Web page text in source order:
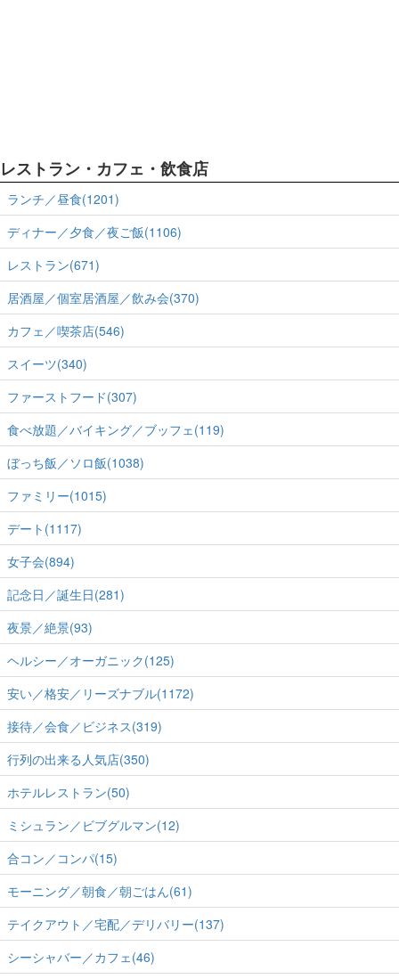
レストラン・カフェ・飲食店
ランチ／昼食(1201)
ディナー／夕食／夜ご飯(1106)
レストラン(671)
居酒屋／個室居酒屋／飲み会(370)
カフェ／喫茶店(546)
スイーツ(340)
ファーストフード(307)
食べ放題／バイキング／ブッフェ(119)
ぼっち飯／ソロ飯(1038)
ファミリー(1015)
デート(1117)
女子会(894)
記念日／誕生日(281)
夜景／絶景(93)
ヘルシー／オーガニック(125)
安い／格安／リーズナブル(1172)
接待／会食／ビジネス(319)
行列の出来る人気店(350)
ホテルレストラン(50)
ミシュラン／ビブグルマン(12)
合コン／コンパ(15)
モーニング／朝食／朝ごはん(61)
テイクアウト／宅配／デリバリー(137)
シーシャバー／カフェ(46)